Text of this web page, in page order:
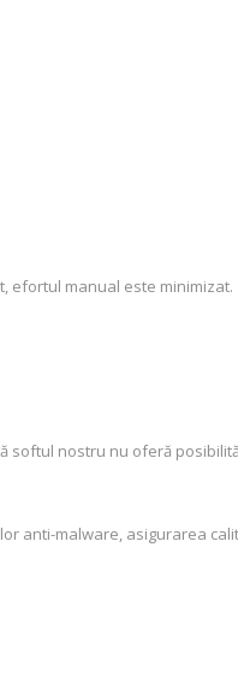
efortul manual este minimizat.
softul nostru nu oferă
anti-malware, asigurarea